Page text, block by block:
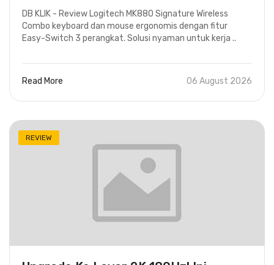
DB KLIK - Review Logitech MK880 Signature Wireless
Combo keyboard dan mouse ergonomis dengan fitur
Easy-Switch 3 perangkat. Solusi nyaman untuk kerja ..
Read More 06 August 2026
REVIEW